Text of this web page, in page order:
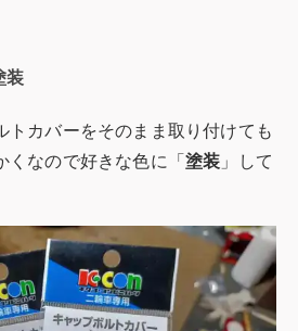
装
トカバーをそのまま取り付けても
くなので好きな色に「 塗装 」して